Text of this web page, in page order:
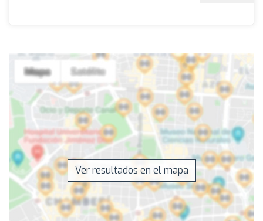
Ver resultados en el mapa